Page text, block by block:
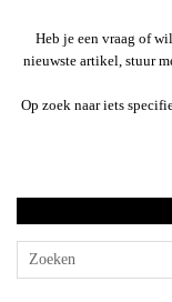
Heb je een vraag of
nieuwste artikel, stuur
Op zoek naar iets